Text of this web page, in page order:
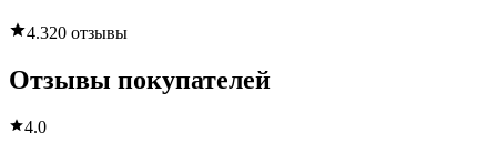
4.320 отзывы
Отзывы покупателей
4.0